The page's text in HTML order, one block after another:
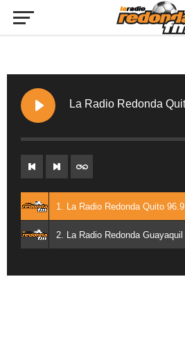
La Radio Redonda
1. La Radio Redonda Quito
2. La Radio Redonda